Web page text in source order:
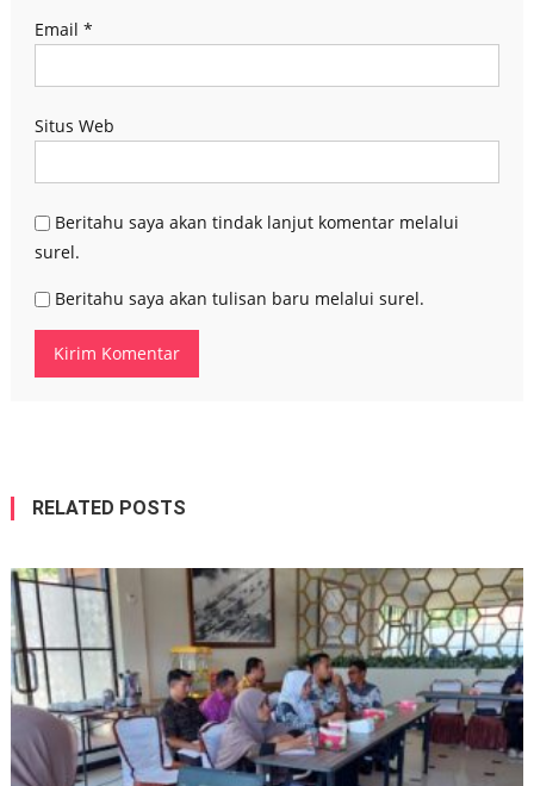
Email *
Situs Web
Beritahu saya akan tindak lanjut komentar melalui
surel.
Beritahu saya akan tulisan baru melalui surel.
RELATED POSTS